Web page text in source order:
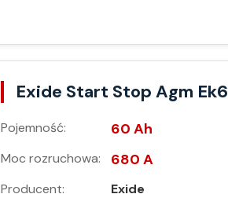
Exide Start Stop Agm
Pojemność: 60 Ah
Moc rozruchowa: 680 A
Producent: Exide